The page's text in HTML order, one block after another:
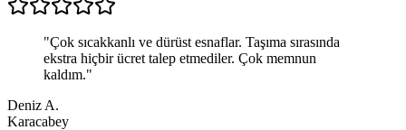
"Çok sıcakkanlı ve dürüst esnaflar. Taşıma sırasında
ekstra hiçbir ücret talep etmediler. Çok memnun
kaldım."
Deniz A.
Karacabey